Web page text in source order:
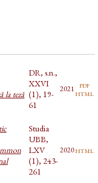
la teză
DR, s.n.,
XXVI
(1), 19-
61
2021 pdf
html
Studia
UBB,
LXV
(1), 243-
261
2020html